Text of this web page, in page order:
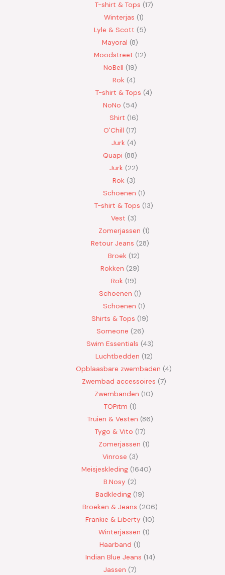
T-shirt & Tops 17
Winterjas 1
Lyle & Scott
5
Mayoral 8
Moodstreet 12
NoBell 19
Rok 4
T-shirt & Tops 4
NoNo
54
Shirt 16
O'Chill 17
Jurk 4
Quapi 88
Jurk 22
Rok 3
Schoenen 1
T-shirt & Tops 13
Vest
3
Zomerjassen 1
Retour Jeans
28
Broek 12
Rokken
29
Rok 19
Schoenen 1
Schoenen 1
Shirts & Tops 19
Someone 26
Swim Essentials 43
Luchtbedden 12
Opblaasbare zwembaden 4
Zwembad accessoires 7
Zwembanden 10
TOPitm 1
Truien & Vesten 86
Tygo & Vito 17
Zomerjassen 1
Vinrose 3
Meisjeskleding 1640
B.Nosy
2
Badkleding 19
Broeken & Jeans
206
Frankie & Liberty 10
Winterjassen 1
Haarband 1
Indian Blue Jeans 14
Jassen 7